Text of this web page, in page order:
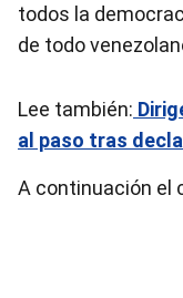
todos la
de todo
Lee también:
al paso tras
A continuación el